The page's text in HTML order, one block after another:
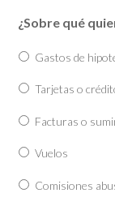
¿Sobre qué
Gastos de
Tarjetas o
Facturas o
Vuelos
Comisiones